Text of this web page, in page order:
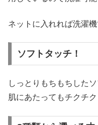
ネットに入れれば洗濯機
ソフトタッチ！
しっとりもちもちした
肌にあたってもチクチク